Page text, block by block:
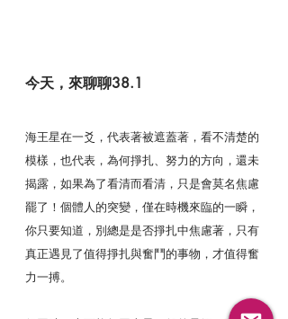
今天，來聊聊38.1
海王星在一爻，代表著被遮蓋著，看不清楚的
模樣，也代表，為何掙扎、努力的方向，還未
揭露，如果為了看清而看清，只是會莫名焦慮
罷了！個體人的突變，僅在時機來臨的一瞬，
你只要知道，別總是是否掙扎中焦慮著，只有
真正遇見了值得掙扎與奮鬥的事物，才值得奮
力一搏。